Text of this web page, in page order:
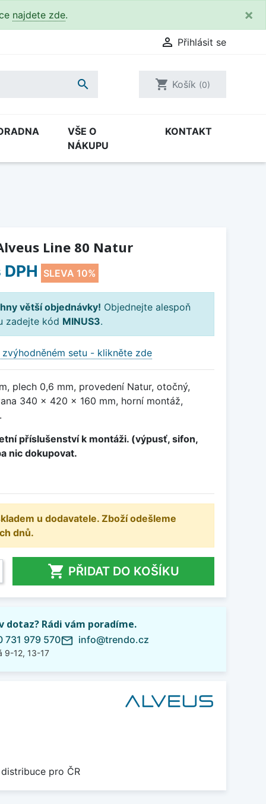
najdete zde. ×
 Přihlásit se
 shopping_cart Košík (0)
VŠE O
NÁKUPU
KONTAKT
Line 80 Natur
SLEVA 10%
větší objednávky! Objednejte alespoň
zadejte kód MINUS3.
setu - klikněte zde
plech 0,6 mm, provedení Natur, otočný,
340 x 420 x 160 mm, horní montáž,
příslušenství k montáži. (výpusť, sifon,
nic dokupovat.
u dodavatele. Zboží odešleme
dnů.
 PŘIDAT DO KOŠÍKU
dotaz? Rádi vám poradíme.
731 979 570
9-12, 13-17
mail_outline info@trendo.cz
pro ČR